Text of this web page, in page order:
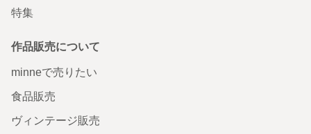
特集
作品販売について
minneで売りたい
食品販売
ヴィンテージ販売